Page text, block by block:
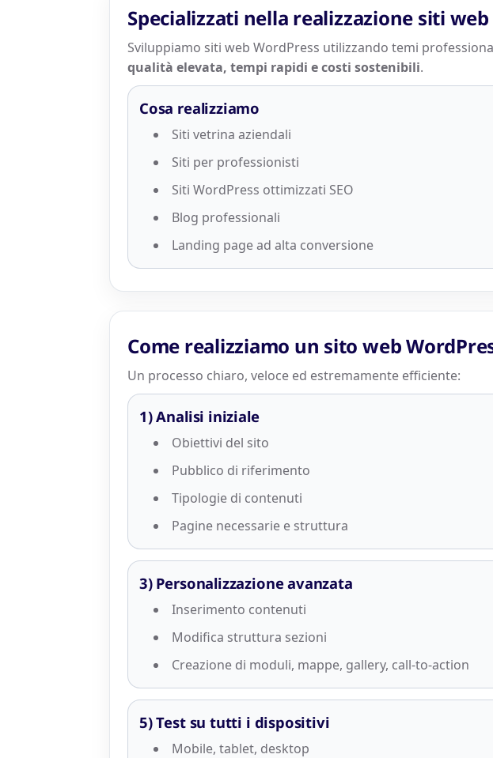
Specializzati nella realizzazione siti
Sviluppiamo siti web WordPress utilizzando temi
qualità elevata, tempi rapidi e costi sostenibili.
Cosa realizziamo
Siti vetrina aziendali
Siti per professionisti
Siti WordPress ottimizzati SEO
Blog professionali
Landing page ad alta conversione
Come realizziamo un sito web
Un processo chiaro, veloce ed estremamente efficiente:
1) Analisi iniziale
Obiettivi del sito
Pubblico di riferimento
Tipologie di contenuti
Pagine necessarie e struttura
3) Personalizzazione avanzata
Inserimento contenuti
Modifica struttura sezioni
Creazione di moduli, mappe, gallery, call-to-action
5) Test su tutti i dispositivi
Mobile, tablet, desktop